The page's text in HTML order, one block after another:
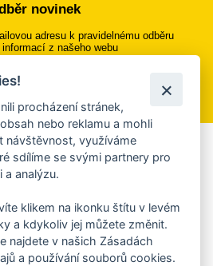
novinek
adresu k pravidelnému odběru
z našeho webu
se k odběru
Mobilní rozhlas
mobilu či mailu upozornění na
na kulturní a sportovní akce?
o aplikaci
procházení stránek,
nebo reklamu a mohli
návštěvnost, využíváme
sdílíme se svými partnery pro
a analýzu.
klikem na ikonku štítu v levém
a kdykoliv jej můžete změnit.
najdete v našich Zásadách
a používání souborů cookies.